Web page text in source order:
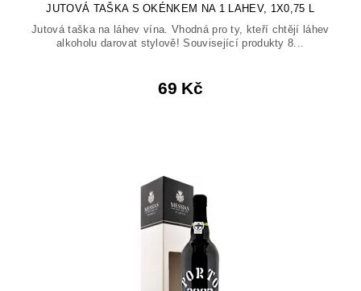
JUTOVÁ TAŠKA S OKÉNKEM NA 1 LAHEV, 1X0,75 L
Jutová taška na láhev vína. Vhodná pro ty, kteří chtějí láhev
alkoholu darovat stylově! Související produkty 8...
69 Kč